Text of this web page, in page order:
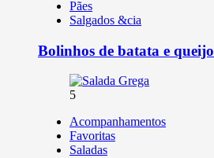
Pães
Salgados &cia
Bolinhos de batata e queijo
5
Acompanhamentos
Favoritas
Saladas